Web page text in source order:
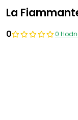
La
0 0